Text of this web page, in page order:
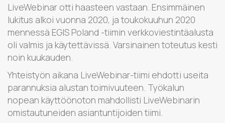
LiveWebinar otti haasteen vastaan. Ensimmäinen
lukitus alkoi vuonna 2020, ja toukokuuhun 2020
mennessä EGIS Poland -tiimin verkkoviestintäalusta
oli valmis ja käytettävissä. Varsinainen toteutus kesti
noin kuukauden.
Yhteistyön aikana LiveWebinar-tiimi ehdotti useita
parannuksia alustan toimivuuteen. Työkalun
nopean käyttöönoton mahdollisti LiveWebinarin
omistautuneiden asiantuntijoiden tiimi.